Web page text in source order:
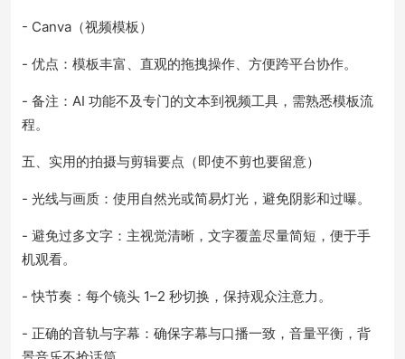
- Canva（视频模板）
- 优点：模板丰富、直观的拖拽操作、方便跨平台协作。
- 备注：AI 功能不及专门的文本到视频工具，需熟悉模板流
程。
五、实用的拍摄与剪辑要点（即使不剪也要留意）
- 光线与画质：使用自然光或简易灯光，避免阴影和过曝。
- 避免过多文字：主视觉清晰，文字覆盖尽量简短，便于手
机观看。
- 快节奏：每个镜头 1–2 秒切换，保持观众注意力。
- 正确的音轨与字幕：确保字幕与口播一致，音量平衡，背